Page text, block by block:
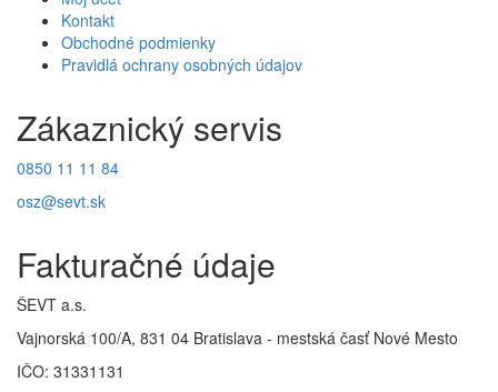
Kontakt
Obchodné podmienky
Pravidlá ochrany osobných údajov
Zákaznický servis
0850 11 11 84
osz@sevt.sk
Fakturačné údaje
ŠEVT a.s.
Vajnorská 100/A, 831 04 Bratislava - mestská časť Nové Mesto
IČO: 31331131